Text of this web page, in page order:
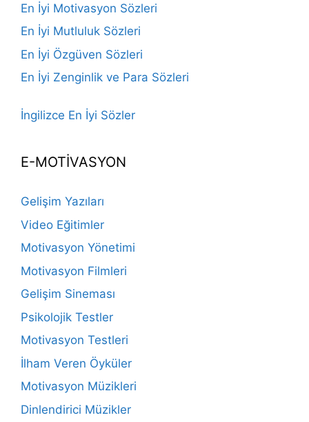
En İyi Motivasyon Sözleri
En İyi Mutluluk Sözleri
En İyi Özgüven Sözleri
En İyi Zenginlik ve Para Sözleri
İngilizce En İyi Sözler
E-MOTİVASYON
Gelişim Yazıları
Video Eğitimler
Motivasyon Yönetimi
Motivasyon Filmleri
Gelişim Sineması
Psikolojik Testler
Motivasyon Testleri
İlham Veren Öyküler
Motivasyon Müzikleri
Dinlendirici Müzikler